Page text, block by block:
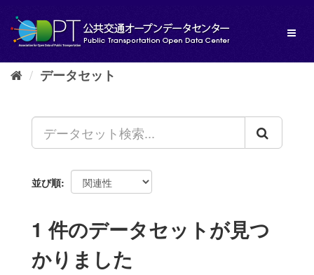
し
データセット
並び順
1 件のデータセットが見つ
かりました